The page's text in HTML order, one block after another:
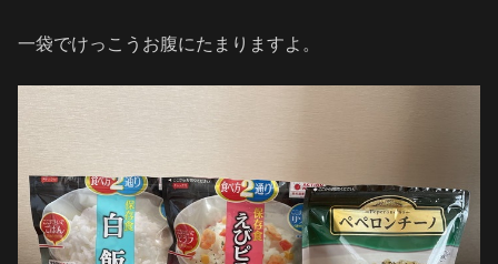
一袋でけっこうお腹にたまりますよ。